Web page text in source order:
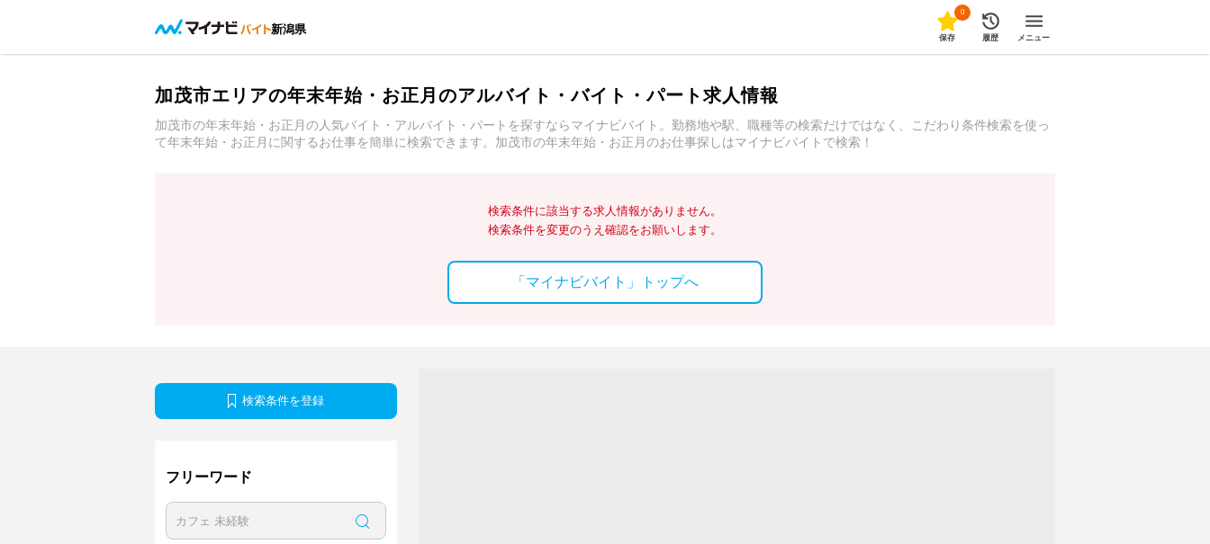
新潟県
0
保存 履歴 メニュー
加茂市エリアの年末年始・お正月のアルバイト・バイト・パート求人情報
加茂市の年末年始・お正月の人気バイト・アルバイト・パートを探すならマイナビバイト。勤務地や駅、職種等の検索だけではなく、こだわり条件検索を使っ
て年末年始・お正月に関するお仕事を簡単に検索できます。加茂市の年末年始・お正月のお仕事探しはマイナビバイトで検索！
検索条件に該当する求人情報がありません。
検索条件を変更のうえ確認をお願いします。
「マイナビバイト」トップへ
検索条件を登録
フリーワード